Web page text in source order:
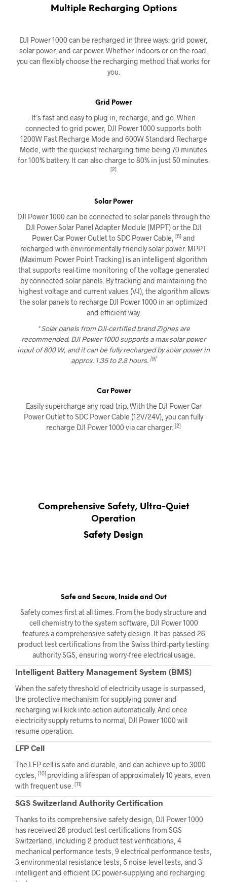
Multiple Recharging Options
DJI Power 1000 can be recharged in three ways: grid power,
solar power, and car power. Whether indoors or on the road,
you can flexibly choose the recharging method that works for
you.
Grid Power
It’s fast and easy to plug in, recharge, and go. When
connected to grid power, DJI Power 1000 supports both
1200W Fast Recharge Mode and 600W Standard Recharge
Mode, with the quickest recharging time being 70 minutes
for 100% battery. It can also charge to 80% in just 50 minutes.
[2]
Solar Power
DJI Power 1000 can be connected to solar panels through the
DJI Power Solar Panel Adapter Module (MPPT) or the DJI
Power Car Power Outlet to SDC Power Cable,
[8] and
recharged with environmentally friendly solar power. MPPT
(Maximum Power Point Tracking) is an intelligent algorithm
that supports real-time monitoring of the voltage generated
by connected solar panels. By tracking and maintaining the
highest voltage and current values (V-I), the algorithm allows
the solar panels to recharge DJI Power 1000 in an optimized
and efficient way.
* Solar panels from DJI-certified brand Zignes are
recommended. DJI Power 1000 supports a max solar power
input of 800 W, and it can be fully recharged by solar power in
approx. 1.35 to 2.8 hours. [9]
Car Power
Easily supercharge any road trip. With the DJI Power Car
Power Outlet to SDC Power Cable (12V/24V), you can fully
recharge DJI Power 1000 via car charger. [2]
Comprehensive Safety, Ultra-Quiet
Operation
Safety Design
Safe and Secure, Inside and Out
Safety comes first at all times. From the body structure and
cell chemistry to the system software, DJI Power 1000
features a comprehensive safety design. It has passed 26
product test certifications from the Swiss third-party testing
authority SGS, ensuring worry-free electrical usage.
Intelligent Battery Management System (BMS)
When the safety threshold of electricity usage is surpassed,
the protective mechanism for supplying power and
recharging will kick into action automatically. And once
electricity supply returns to normal, DJI Power 1000 will
resume operation.
LFP Cell
The LFP cell is safe and durable, and can achieve up to 3000
cycles,
[10] providing a lifespan of approximately 10 years, even
with frequent use. [11]
SGS Switzerland Authority Certification
Thanks to its comprehensive safety design, DJI Power 1000
has received 26 product test certifications from SGS
Switzerland, including 2 product test verifications, 4
mechanical performance tests, 9 electrical performance tests,
3 environmental resistance tests, 5 noise-level tests, and 3
intelligent and efficient DC power-supplying and recharging